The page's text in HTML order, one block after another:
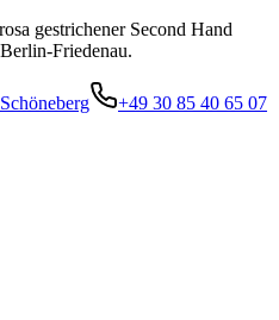
gestrichener Second Hand
Friedenau.
+49 30 85 40 65 07